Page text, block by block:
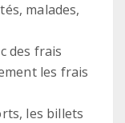
malades,
des frais
les frais
les billets